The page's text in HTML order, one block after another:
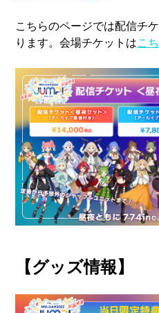
こちらのページでは配信チ
ります。会場チケットはこ
【グッズ情報】